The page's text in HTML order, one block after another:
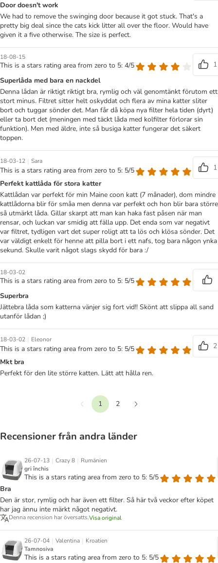
Door doesn't work
We had to remove the swinging door because it got stuck. That's a
pretty big deal since the cats kick litter all over the floor. Would have
given it a five otherwise. The size is perfect.
18-08-15
This is a stars rating area from zero to 5: 4/5
1
Superlåda med bara en nackdel
Denna lådan är riktigt riktigt bra, rymlig och väl genomtänkt förutom ett
stort minus. Filtret sitter helt oskyddat och flera av mina katter sliter
bort och tuggar sönder det. Man får då köpa nya filter hela tiden (dyrt)
eller ta bort det (meningen med täckt låda med kolfilter förlorar sin
funktion). Men med äldre, inte så busiga katter fungerar det säkert
toppen.
18-03-12 | Sara
This is a stars rating area from zero to 5: 5/5
1
Perfekt kattlåda för stora katter
Kattlådan var perfekt för min Maine coon katt (7 månader), dom mindre
kattlådorna blir för småa men denna var perfekt och hon blir bara större
så utmärkt låda. Gillar skarpt att man kan haka fast påsen när man
rensar, och luckan var smidig att fälla upp. Det enda som var negativt
var filtret, tydligen vart det super roligt att ta lös och klösa sönder. Det
var väldigt enkelt för henne att pilla bort i ett nafs, tog bara någon ynka
sekund. Skulle varit något slags skydd för bara :/
18-03-02
This is a stars rating area from zero to 5: 5/5
Superbra
Jättebra låda som katterna vänjer sig fort vid!! Skönt att slippa all sand
utanför lådan ;)
18-03-02 | Eleonor
This is a stars rating area from zero to 5: 5/5
2
Mkt bra
Perfekt för den lite större katten. Lätt att hålla ren.
Föregående
1
2
Recensioner från andra länder
26-07-13 | Crazy 8 | Rumänien
gri închis
This is a stars rating area from zero to 5: 5/5
Bra
Den är stor, rymlig och har även ett filter. Så här två veckor efter köpet
har jag ännu inte märkt något negativt.
Denna recension har översatts.Visa original
26-07-04 | Valentina | Kroatien
Tamnosiva
This is a stars rating area from zero to 5: 5/5